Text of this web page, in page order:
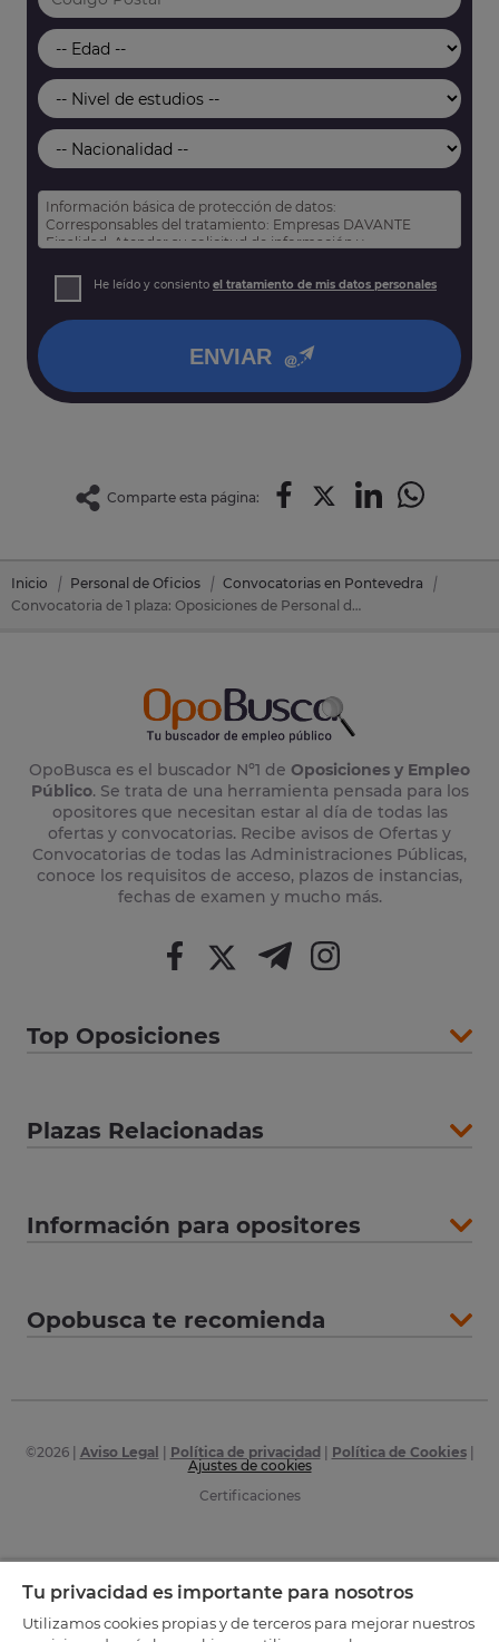
Información básica de protección de datos:
Corresponsables del tratamiento: Empresas DAVANTE
Finalidad: Atender su solicitud de información y
Derechos: Puede acceder, rectificar y suprimir sus datos,
así como otros derechos tal y como se explica en nuestra
He leído y consiento el tratamiento de mis datos personales
ENVIAR
Comparte esta página:
Inicio Personal de Oficios
Convocatorias en Pontevedra
Convocatoria de 1 plaza: Oposiciones de Personal de Oficios en Redondela (Casco Urbano) (Pontevedra)
OpoBusca es el buscador Nº1 de Oposiciones y Empleo
Público. Se trata de una herramienta pensada para los
opositores que necesitan estar al día de todas las
ofertas y convocatorias. Recibe avisos de Ofertas y
Convocatorias de todas las Administraciones Públicas,
conoce los requisitos de acceso, plazos de instancias,
fechas de examen y mucho más.
Top Oposiciones
Plazas Relacionadas
Información para opositores
Opobusca te recomienda
©2026| Aviso Legal Política de privacidad Política de Cookies|
Ajustes de cookies
Certificaciones
Tu privacidad es importante para nosotros
Utilizamos cookies propias y de terceros para mejorar nuestros